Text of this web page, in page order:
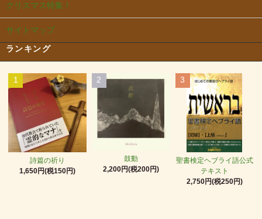
クリスマス特集！
サイトマップ
ランキング
1
詩篇の祈り
1,650円(税150円)
2
鼓動
2,200円(税200円)
3
聖書検定ヘブライ語公式
テキスト
2,750円(税250円)